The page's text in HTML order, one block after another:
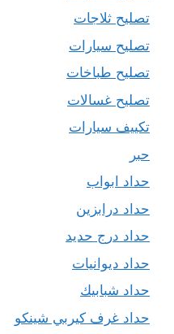
تصليح ثلاجات
تصليح سيارات
تصليح طباخات
تصليح غسالات
تكييف سيارات
حبر
حداد ابواب
حداد درابزين
حداد درج حديد
حداد ديوانيات
حداد شبابيك
حداد غرف كيربي شينكو